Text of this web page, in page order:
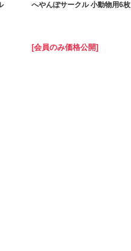
へやんぽサークル 小動物用6枚
[会員のみ価格公開]